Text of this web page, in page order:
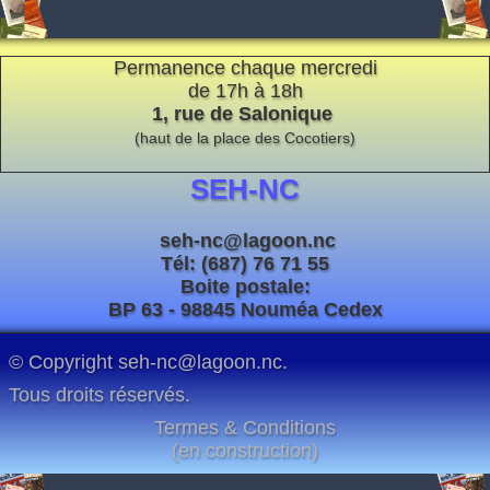
Espace réservé
Permanence chaque mercredi
de 17h à 18h
1, rue de Salonique
(haut de la place des Cocotiers)
SEH-NC
seh-nc@lagoon.nc
Tél: (687) 76 71 55
Boite postale:
BP 63 - 98845 Nouméa Cedex
© Copyright seh-nc@lagoon.nc.
Tous droits réservés.
Termes & Conditions
(en construction)